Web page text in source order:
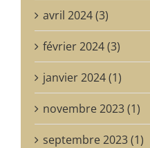
avril 2024 (3)
février 2024 (3)
janvier 2024 (1)
novembre 2023 (1)
septembre 2023 (1)